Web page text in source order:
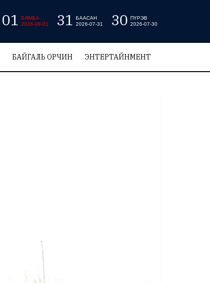
01
БЯМБА
2026-08-01
31
БААСАН
2026-07-31
30 ПҮРЭВ
2026-07-30
БАЙГАЛЬ ОРЧИН ЭНТЕРТАЙНМЕНТ